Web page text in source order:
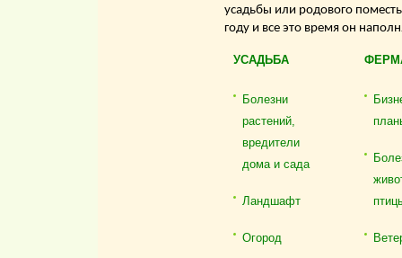
усадьбы или родового
году и все это время он
УСАДЬБА
Болезни
растений,
вредители
дома и сада
Ландшафт
Огород